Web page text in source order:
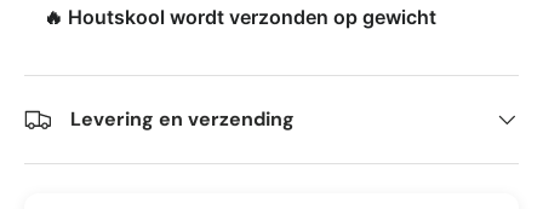
🔥 Houtskool wordt verzonden op gewicht
Levering en verzending